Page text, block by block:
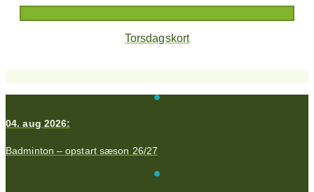
Torsdagskort
04. aug 2026:
Badminton – opstart sæson 26/27